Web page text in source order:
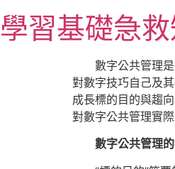
至
主
學習基礎急
數字公共管理
對數字技巧自己及
成長標的目的與趨
對數字公共管理實
數字公共管理